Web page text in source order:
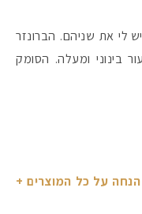
יש לי את שניהם. הברונזר
בינוני ומעלה. הסומק
20% הנחה על כל המוצרים +